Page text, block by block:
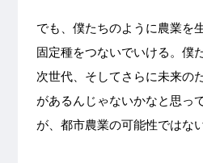
でも、僕たちのように農業を
固定種をつないでいける。僕
次世代、そしてさらに未来の
があるんじゃないかなと思っ
が、都市農業の可能性ではな